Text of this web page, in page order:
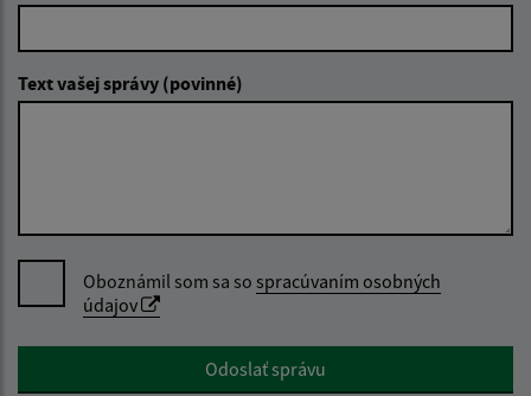
Text vašej správy (povinné)
Oboznámil som sa so spracúvaním osobných
údajov
Google reCaptcha ResponseOdoslať správu